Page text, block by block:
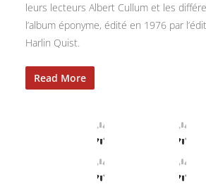
leurs lecteurs Albert Cullum et les
l’album éponyme, édité en 1976 par
Harlin Quist.
Read More